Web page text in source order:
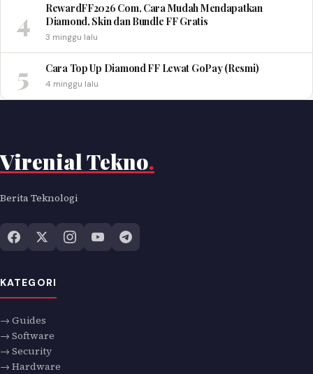
4
RewardFF2026 Com, Cara Mudah Mendapatkan
Diamond, Skin dan Bundle FF Gratis
3 minggu lalu
5 Cara Top Up Diamond FF Lewat GoPay (Resmi)
4 minggu lalu
Virenial Tekno.
Berita Teknologi
KATEGORI
→ Guides
→ Software
→ Security
→ Hardware